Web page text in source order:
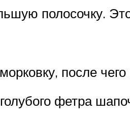
полосочку.
после
фетра